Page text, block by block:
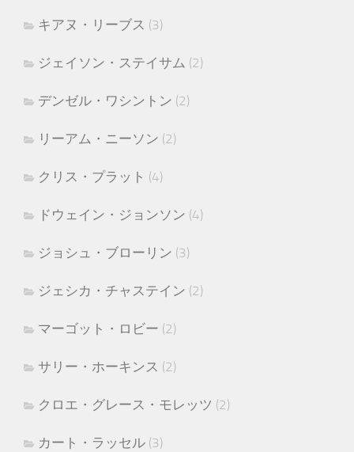
キアヌ・リーブス (3)
ジェイソン・ステイサム (2)
デンゼル・ワシントン (2)
リーアム・ニーソン (2)
クリス・プラット (4)
ドウェイン・ジョンソン (4)
ジョシュ・ブローリン (3)
ジェシカ・チャステイン (2)
マーゴット・ロビー (2)
サリー・ホーキンス (2)
クロエ・グレース・モレッツ (2)
カート・ラッセル (3)